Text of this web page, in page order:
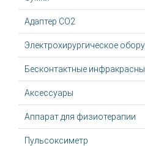
Адаптер CO2
Электрохирургическое
Бесконтактные
Аксессуары
Аппарат для физиотерапии
Пульсоксиметр